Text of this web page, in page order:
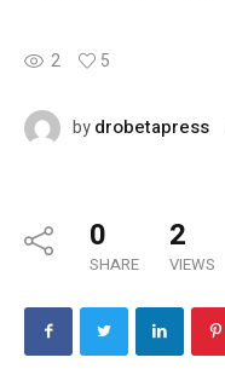
2 5
bydrobetapress
0
SHARE
2
VIEWS